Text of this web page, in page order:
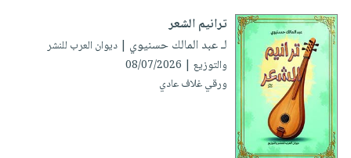
ترانيم الشعر
لـ عبد المالك حسنيوي | ديوان العرب للنشر
والتوزيع | 08/07/2026
ورقي غلاف عادي